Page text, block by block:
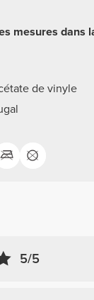
mesures dans
de vinyle
5/5